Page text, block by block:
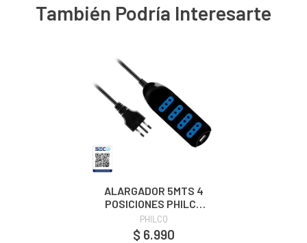
También Podría Interesarte
ALARGADOR 5MTS 4
POSICIONES PHILCO
Negro
PHILCO
$ 6.990